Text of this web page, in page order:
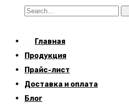
Главная
Продукция
Прайс-лист
Доставка и оплата
Блог